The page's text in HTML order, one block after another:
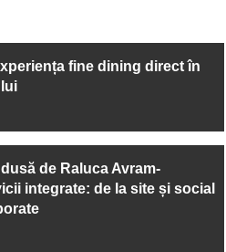
în București – Sfaturi, Inspirație
și Alegeri care Contează
fine dining direct în
de Raluca Avram-
integrate: de la site și social